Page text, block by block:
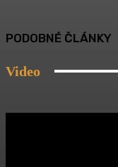
PODOBNÉ ČLÁNKY
Video